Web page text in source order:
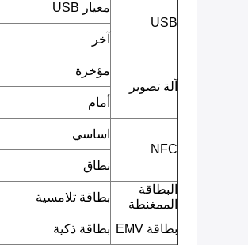
USB
معيار USB
آخر
آلة تصوير
مؤخرة
أمام
NFC
اساسي
نطاق
البطاقة
الممغنطة
بطاقة تلامسية
بطاقة EMV
بطاقة ذكية